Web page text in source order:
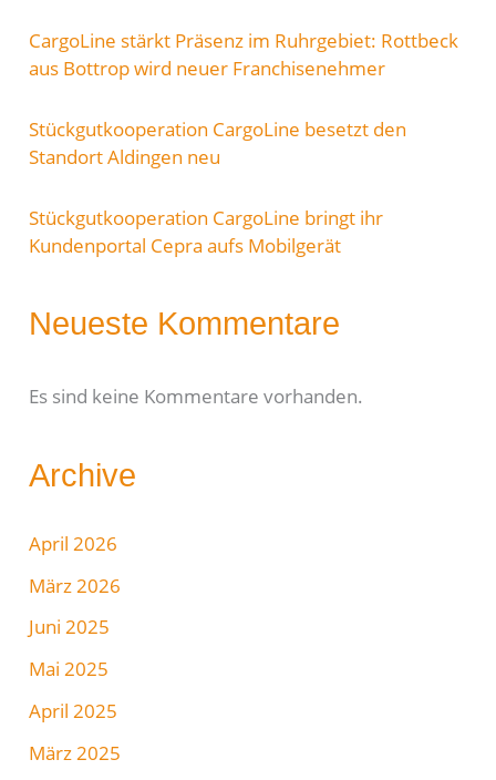
CargoLine stärkt Präsenz im Ruhrgebiet: Rottbeck
aus Bottrop wird neuer Franchisenehmer
Stückgutkooperation CargoLine besetzt den
Standort Aldingen neu
Stückgutkooperation CargoLine bringt ihr
Kundenportal Cepra aufs Mobilgerät
Neueste Kommentare
Es sind keine Kommentare vorhanden.
Archive
April 2026
März 2026
Juni 2025
Mai 2025
April 2025
März 2025